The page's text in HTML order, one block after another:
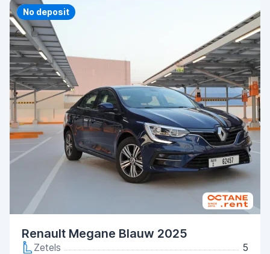
Priority
No deposit
Renault Megane Blauw 2025
Zetels
5